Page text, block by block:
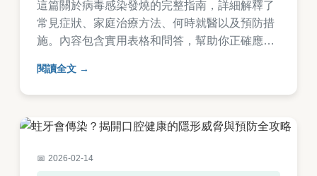
這篇關於病毒感染發燒的完整指南，詳細解釋了
常見症狀、家庭治療方法、何時就醫以及預防措
施。內容包含實用表格和問答，幫助你正確應對
年齡層閱讀，提供專業且易懂的建議。
閱讀全文
2026-02-14